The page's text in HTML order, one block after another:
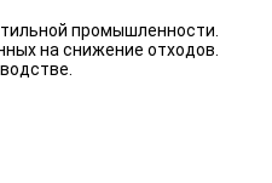
промышленности.
на снижение отходов.